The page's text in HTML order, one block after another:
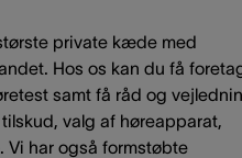
private kæde med
Hos os kan du få
samt få råd og
valg af høreapparat,
Vi har også formstøbte